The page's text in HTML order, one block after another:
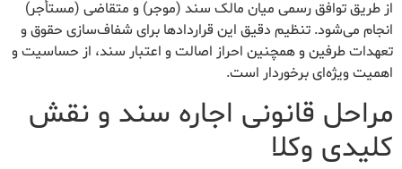
از طریق توافق رسمی میان مالک سند (موجر) و متقاضی (مستأجر)
انجام می‌شود. تنظیم دقیق این قراردادها برای شفاف‌سازی حقوق و
تعهدات طرفین و همچنین احراز اصالت و اعتبار سند، از حساسیت و
اهمیت ویژه‌ای برخوردار است.
مراحل قانونی اجاره سند و نقش
کلیدی وکلا